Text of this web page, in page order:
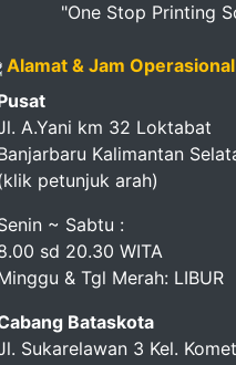
"One Stop Printing
Alamat & Jam Operasional
A.Yani km 32 Loktabat
Kalimantan
petunjuk arah)
~ Sabtu :
sd 20.30 WITA
& Tgl Merah: LIBUR
Bataskota
Sukarelawan 3 Kel. Komet